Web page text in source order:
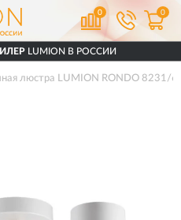
0 0
LUMION В РОССИИ
люстра LUMION RONDO 8231/